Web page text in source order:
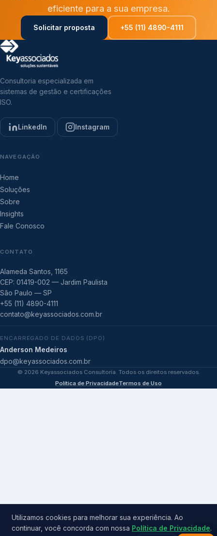
eficiente para a sua empresa.
Solicitar proposta +55 (11) 4890-4111
Consultoria especializada em
sistemas de gestão e certificações
ISO.
LinkedIn Instagram
NAVEGAÇÃO
Home
Soluções
Sobre
Insights
Fale Conosco
CONTATO
Alameda Santos, 1165
CEP: 01419-002 — Jardim Paulista
São Paulo — SP
+55 (11) 4890-4111
contato@keyassociados.com.br
ENCARREGADO DE DADOS (DPO)
Anderson Medeiros
dpo@keyassociados.com.br
© 2026 Keyassociados Consultoria. Todos os direitos reservados.
Política de PrivacidadeTermos de Uso
Utilizamos cookies para melhorar sua experiência. Ao
continuar, você concorda com nossa Política de Privacidade.